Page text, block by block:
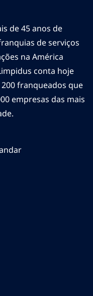
de 45 anos de
de serviços
na América
conta hoje
franqueados que
empresas das mais